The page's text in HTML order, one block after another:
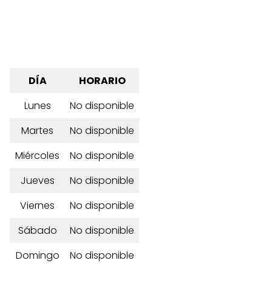
DÍA
HORARIO
Lunes
No disponible
Martes
No disponible
Miércoles
No disponible
Jueves
No disponible
Viernes
No disponible
Sábado
No disponible
Domingo
No disponible